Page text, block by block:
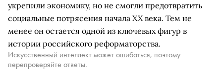
укрепили экономику, но не смогли предотвратить
социальные потрясения начала XX века. Тем не
менее он остается одной из ключевых фигур в
истории российского реформаторства.
Искусственный интеллект может ошибаться, поэтому
перепроверяйте ответы.